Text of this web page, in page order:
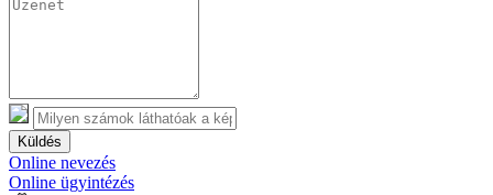
Küldés
Online nevezés
Online ügyintézés